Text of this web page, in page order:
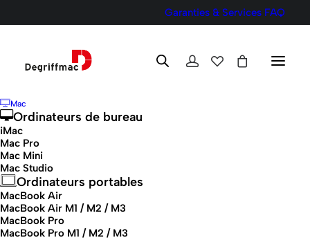
Garanties & Services FAQ
Mac
Ordinateurs de bureau
iMac
Mac Pro
Mac Mini
Mac Studio
Ordinateurs portables
MacBook Air
MacBook Air M1 / M2 / M3
MacBook Pro
MacBook Pro M1 / M2 / M3